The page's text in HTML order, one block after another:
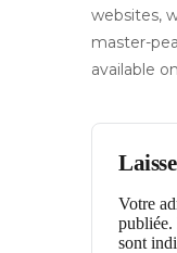
websites,
master-
available
Votre
publiée.
sont